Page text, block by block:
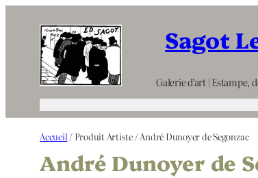
contenu
Sagot
Galerie d’art | Estampe,
Accueil / Produit Artiste / André Dunoyer de Segonzac
André Dunoyer de